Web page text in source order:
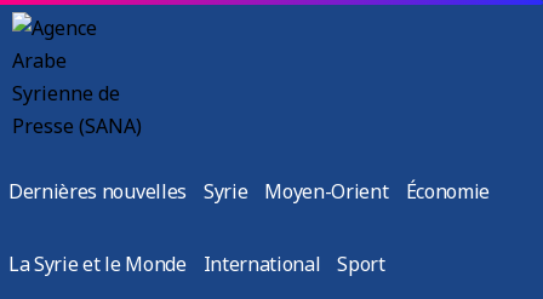
Dernières nouvelles Syrie Moyen-Orient Économie
La Syrie et le Monde International Sport